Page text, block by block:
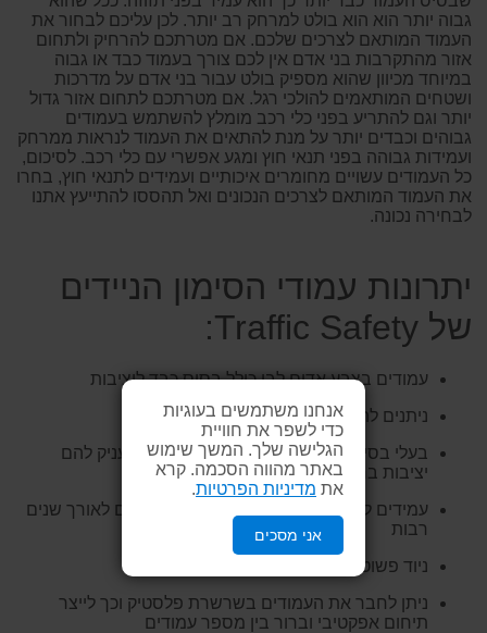
אנחנו משתמשים בעוגיות
כדי לשפר את חוויית
הגלישה שלך. המשך שימוש
באתר מהווה הסכמה. קרא
את מדיניות הפרטיות.
אני מסכים
גבוה יותר הוא הוא בולט למרחק רב יותר. לכן עליכם לבחור את
העמוד המותאם לצרכים שלכם. אם מטרתכם להרחיק ולתחום
אזור מהתקרבות בני אדם אין לכם צורך בעמוד כבד או גבוה
במיוחד מכיוון שהוא מספיק בולט עבור בני אדם על מדרכות
ושטחים המותאמים להולכי רגל. אם מטרתכם לתחום אזור גדול
יותר וגם להתריע בפני כלי רכב מומלץ להשתמש בעמודים
גבוהים וכבדים יותר על מנת להתאים את העמוד לנראות ממרחק
ועמידות גבוהה בפני תנאי חוץ ומגע אפשרי עם כלי רכב. לסיכום,
כל העמודים עשויים מחומרים איכותיים ועמידים לתנאי חוץ, בחרו
את העמוד המותאם לצרכים הנכונים ואל תהססו להתייעץ אתנו
לבחירה נכונה.
יתרונות עמודי הסימון הניידים
של Traffic Safety:
עמודים בצבע אדום לבן כולל בסיס כבד ליציבות
ניתנים להעברה בקלות ובמהירות
בעלי בסיס כבד המונע מהם ליפול ברוח ומעניק להם
יציבות ברוב תנאי מזג האוויר
עמידים לקרני השמש, אינם מתכלים ועמידים לאורך שנים
רבות
ניוד פשוט וקל בכדי לייצר חיץ רציף וברור
ניתן לחבר את העמודים בשרשרת פלסטיק וכך לייצר
תיחום אפקטיבי וברור בין מספר עמודים